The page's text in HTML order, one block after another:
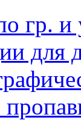
гр. и
для